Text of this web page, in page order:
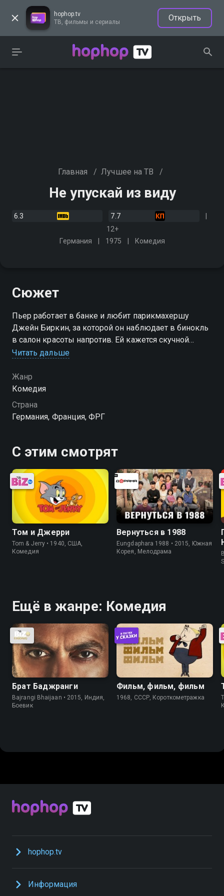
hophop.tv
ТВ, фильмы и сериалы
Открыть
Главная / Лучшее на ТВ /
Не упускай из виду
6.3
7.7
12+
Германия
1975 Комедия
Сюжет
Пьер работает в банке и любит парикмахершу
Джейн Биркин, за которой он наблюдает в бинокль
в салон красоты напротив. Ей кажется скучной
любовь с банкиром, думающем в первую очередь
Читать дальше
Жанр
Комедия
Страна
Германия, Франция, ФРГ
С этим смотрят
Том и Джерри
Tom & Jerry • 1940, США,
Комедия
Вернуться в 1988
Eungdaphara 1988 • 2015, Южная
Корея, Мелодрама
Ещё в жанре: Комедия
Брат Баджранги
Bajrangi Bhaijaan • 2015, Индия,
Боевик
Фильм, фильм, фильм
1968, СССР, Короткометражка
hophop.tv
Информация